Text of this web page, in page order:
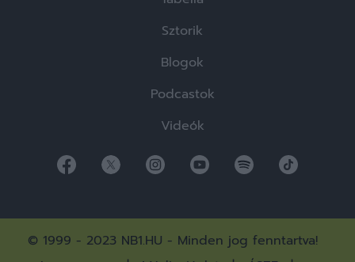
Sztorik
Blogok
Podcastok
Videók
© 1999 - 2023 NB1.HU - Minden jog fenntartva!